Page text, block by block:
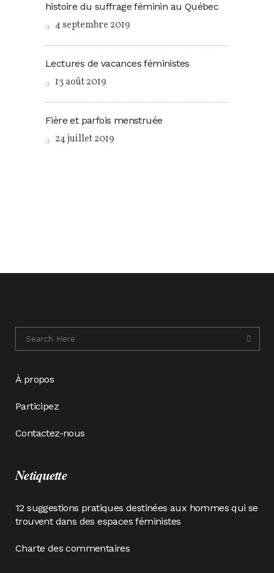
histoire du suffrage féminin au Québec
4 septembre 2019
Lectures de vacances féministes
13 août 2019
Fière et parfois menstruée
24 juillet 2019
À propos
Participez
Contactez-nous
Netiquette
12 suggestions pratiques destinées aux hommes qui se
trouvent dans des espaces féministes
Charte des commentaires